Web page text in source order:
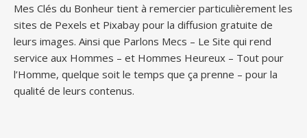
Mes Clés du Bonheur tient à remercier particulièrement les
sites de Pexels et Pixabay pour la diffusion gratuite de
leurs images. Ainsi que Parlons Mecs – Le Site qui rend
service aux Hommes – et Hommes Heureux – Tout pour
l’Homme, quelque soit le temps que ça prenne – pour la
qualité de leurs contenus.